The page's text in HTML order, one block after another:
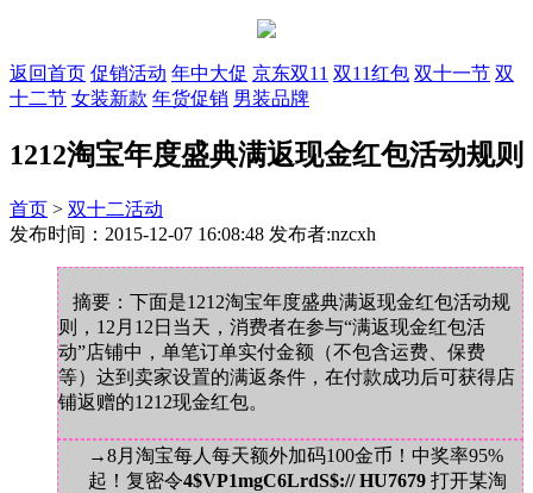
返回首页 促销活动 年中大促 京东双11 双11红包 双十一节 双
十二节 女装新款 年货促销 男装品牌
1212淘宝年度盛典满返现金红包活动规则
首页 > 双十二活动
发布时间：2015-12-07 16:08:48 发布者:nzcxh
摘要：下面是1212淘宝年度盛典满返现金红包活动规
则，12月12日当天，消费者在参与“满返现金红包活
动”店铺中，单笔订单实付金额（不包含运费、保费
等）达到卖家设置的满返条件，在付款成功后可获得店
铺返赠的1212现金红包。
→8月淘宝每人每天额外加码100金币！中奖率95%
起！复密令4$VP1mgC6LrdS$:// HU7679 打开某淘